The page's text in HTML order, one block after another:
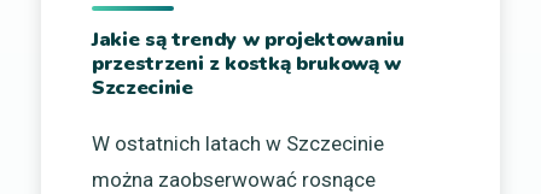
Jakie są trendy w projektowaniu
przestrzeni z kostką brukową w
Szczecinie
W ostatnich latach w Szczecinie
można zaobserwować rosnące